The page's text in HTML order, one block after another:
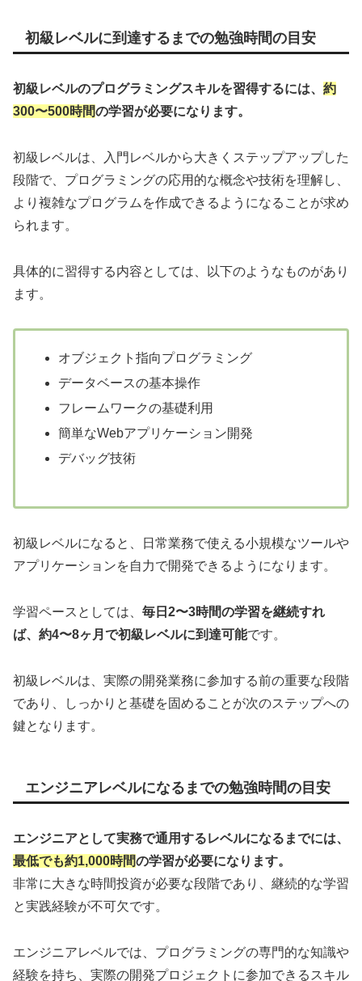
初級レベルに到達するまでの勉強時間の目安
初級レベルのプログラミングスキルを習得するには、 約
300〜500時間の学習が必要になります。
初級レベルは、入門レベルから大きくステップアップした
段階で、プログラミングの応用的な概念や技術を理解し、
より複雑なプログラムを作成できるようになることが求め
られます。
具体的に習得する内容としては、以下のようなものがあり
ます。
オブジェクト指向プログラミング
データベースの基本操作
フレームワークの基礎利用
簡単なWebアプリケーション開発
デバッグ技術
初級レベルになると、日常業務で使える小規模なツールや
アプリケーションを自力で開発できるようになります。
学習ペースとしては、 毎日2〜3時間の学習を継続すれ
ば、約4〜8ヶ月で初級レベルに到達可能です。
初級レベルは、実際の開発業務に参加する前の重要な段階
であり、しっかりと基礎を固めることが次のステップへの
鍵となります。
エンジニアレベルになるまでの勉強時間の目安
エンジニアとして実務で通用するレベルになるまでには、
最低でも約1,000時間の学習が必要になります。
非常に大きな時間投資が必要な段階であり、継続的な学習
と実践経験が不可欠です。
エンジニアレベルでは、プログラミングの専門的な知識や
経験を持ち、実際の開発プロジェクトに参加できるスキル